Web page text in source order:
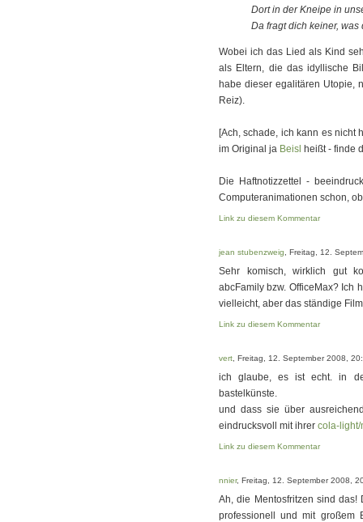
Dort in der Kneipe in
Da fragt dich keiner, was
Wobei ich das Lied als Kind
als Eltern, die das idyllische
habe dieser egalitären Utopie,
Reiz).
[Ach, schade, ich kann es
im Original ja Beisl heißt - finde
Die Haftnotizzettel -
Computeranimationen schon,
Link zu diesem Kommentar
jean stubenzweig , Freitag, 12.
Sehr komisch, wirklich gut
abcFamily bzw. OfficeMax? Ich
vielleicht, aber das ständige
Link zu diesem Kommentar
vert , Freitag, 12. September 2008,
ich glaube, es ist echt. in
bastelkünste.
und dass sie über
eindrucksvoll mit ihrer cola-light/
Link zu diesem Kommentar
nnier, Freitag, 12. September 2008,
Ah, die Mentosfritzen sind
professionell und mit großem